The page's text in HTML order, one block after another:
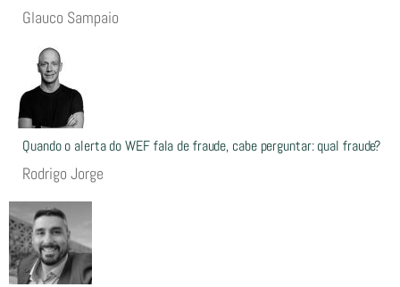
Glauco Sampaio
Quando o alerta do WEF fala de fraude, cabe perguntar: qual fraude?
Rodrigo Jorge